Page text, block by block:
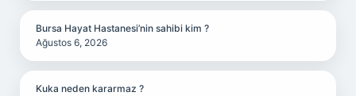
Bursa Hayat Hastanesi’nin sahibi kim ?
Ağustos 6, 2026
Kuka neden kararmaz ?